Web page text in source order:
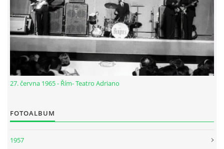
PAUL MCCARTNEY - ALBA
PAUL MCCARTNEY - KONCERTY
GEORGE HARRISON - SINGLY
GEORGE HARRISON - ALBA
27. června 1965 - Řím- Teatro Adriano
FOTOALBUM
1957